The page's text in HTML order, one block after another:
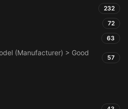
232
72
63
(Manufacturer) > Good
57